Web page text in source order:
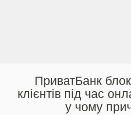
ПриватБанк
клієнтів під час
у чому